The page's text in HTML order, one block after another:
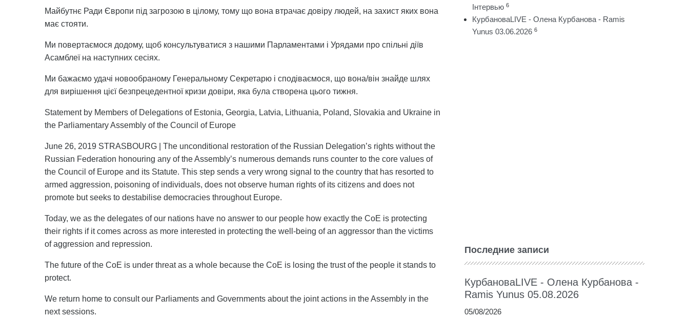
Майбутнє Ради Європи під загрозою в цілому, тому що вона втрачає довіру людей, на захист яких вона
має стояти.
Ми повертаємося додому, щоб консультуватися з нашими Парламентами і Урядами про спільні діїв
Асамблеї на наступних сесіях.
Ми бажаємо удачі новообраному Генеральному Секретарю і сподіваємося, що вона/він знайде шлях
для вирішення цієї безпрецедентної кризи довіри, яка була створена цього тижня.
Statement by Members of Delegations of Estonia, Georgia, Latvia, Lithuania, Poland, Slovakia and Ukraine in
the Parliamentary Assembly of the Council of Europe
June 26, 2019 STRASBOURG | The unconditional restoration of the Russian Delegation’s rights without the
Russian Federation honouring any of the Assembly’s numerous demands runs counter to the core values of
the Council of Europe and its Statute. This step sends a very wrong signal to the country that has resorted to
armed aggression, poisoning of individuals, does not observe human rights of its citizens and does not
promote but seeks to destabilise democracies throughout Europe.
Today, we as the delegates of our nations have no answer to our people how exactly the CoE is protecting
their rights if it comes across as more interested in protecting the well-being of an aggressor than the victims
of aggression and repression.
The future of the CoE is under threat as a whole because the CoE is losing the trust of the people it stands to
protect.
We return home to consult our Parliaments and Governments about the joint actions in the Assembly in the
next sessions.
Інтервью 6
КурбановаLIVE - Олена Курбанова - Ramis
Yunus 03.06.2026 6
Последние записи
КурбановаLIVE - Олена Курбанова -
Ramis Yunus 05.08.2026
05/08/2026